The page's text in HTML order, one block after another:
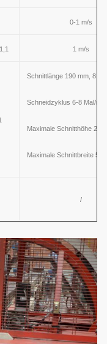
0-1 m/s
1 m/s
Schnittlänge 190 mm, 8
Schneidzyklus 6-8 Mal/min
Maximale Schnitthöhe 240
Maximale Schnittbreite
/